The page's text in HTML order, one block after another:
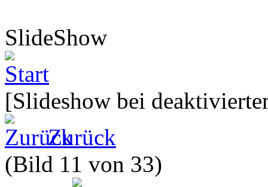
SlideShow
[Slideshow bei
Zurück
(Bild 11 von 33)